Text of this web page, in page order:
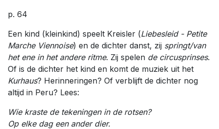
p. 64
Een kind (kleinkind) speelt Kreisler (Liebesleid - Petite
Marche Viennoise) en de dichter danst, zij springt/van
het ene in het andere ritme. Zij spelen de circusprinses.
Of is de dichter het kind en komt de muziek uit het
Kurhaus? Herinneringen? Of verblijft de dichter nog
altijd in Peru? Lees:
Wie kraste de tekeningen in de rotsen?
Op elke dag een ander dier.